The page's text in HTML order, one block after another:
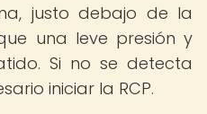
justo debajo de la
una leve presión y
Si no se detecta
iniciar la RCP.